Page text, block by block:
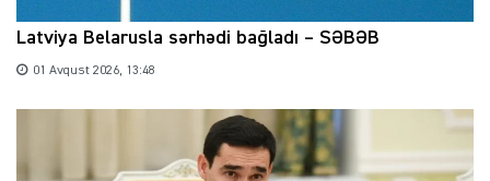
Latviya Belarusla sərhədi bağladı – SƏBƏB
01 Avqust 2026, 13:48